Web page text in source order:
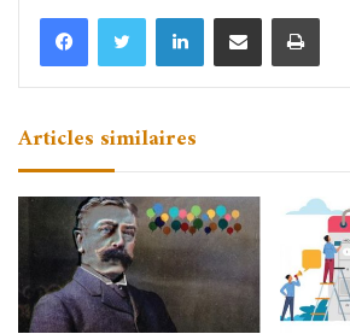
Linkedin Partager par email
Articles similaires